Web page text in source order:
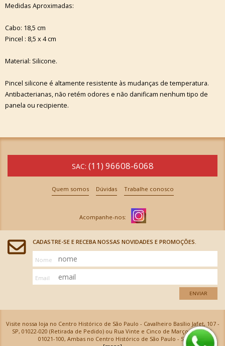
Medidas Aproximadas:
Cabo: 18,5 cm
Pincel : 8,5 x 4 cm
Material: Silicone.
Pincel silicone é altamente resistente às mudanças de temperatura.
Antibacterianas, não retém odores e não danificam nenhum tipo de
panela ou recipiente.
SAC: (11) 96608-6068
Quem somos Dúvidas Trabalhe conosco
CADASTRE-SE E RECEBA NOSSAS NOVIDADES E PROMOÇÕES.
Nome
Email
ENVIAR
Visite nossa loja no Centro Histórico de São Paulo - Cavalheiro Basílio Jafet, 107 -
SP, 01022-020 (Retirada de Pedido) ou Rua Vinte e Cinco de Março, 576 - SP,
01021-100, Ambas no Centro Histórico de São Paulo - SP